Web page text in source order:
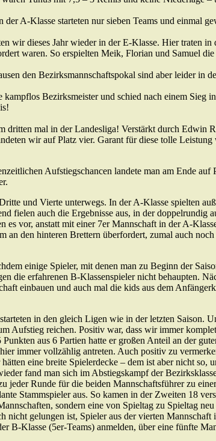
A-Klasse starteten nur sieben Teams und einmal
wir dieses Jahr wieder in der E-Klasse. Hier traten in
waren. So erspielten Meik, Florian und Samuel
den Bezirksmannschaftspokal sind aber leider in
Bezirksmeister und schied nach einem Sieg
dritten mal in der Landesliga! Verstärkt durch Edwin
wir auf Platz vier. Garant für diese tolle
Aufstiegschancen landete man am Ende
und Vierte unterwegs. In der A-Klasse spielten
fielen auch die Ergebnisse aus, in der doppelrundig
es vor, anstatt mit einer 7er Mannschaft in der A-
an den hinteren Brettern überfordert, zumal auch
einige Spieler, mit denen man zu Beginn der
die erfahrenen B-Klassenspieler nicht behaupten.
einbauen und auch mal die kids aus dem
in den gleich Ligen wie in der letzten Saison.
Aufstieg reichen. Positiv war, dass wir immer
aus 6 Partien hatte er großen Anteil an der
immer vollzählig antreten. Auch positiv zu
eine breite Spielerdecke – dem ist aber nicht so,
fand man sich im Abstiegskampf der
jeder Runde für die beiden Mannschaftsführer zu
Stammspieler aus. So kamen in der Zweiten 18
sondern eine von Spieltag zu Spieltag
nicht gelungen ist, Spieler aus der vierten
B-Klasse (5er-Teams) anmelden, über eine fünfte